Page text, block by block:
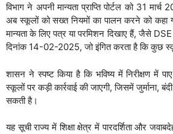
विभाग ने अपनी मान्यता प्राप्ति पोर्टल को 31
अब स्कूलों को सख्त नियमों का पालन करने को
मान्यता के लिए पत्र या परमिशन दिखाए हैं, जैसे
दिनांक 14-02-2025, जो इंगित करता है कि कुछ
शासन ने स्पष्ट किया है कि भविष्य में निरीक्षण में
स्कूलों पर कड़ी कार्रवाई की जाएगी, जिसमें जुर्माना, बंदी
सकती है।
यह सूची राज्य में शिक्षा क्षेत्र में पारदर्शिता और